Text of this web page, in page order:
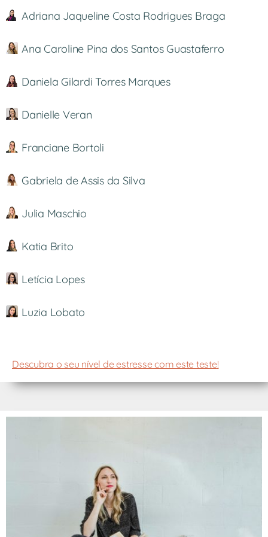
Adriana Jaqueline Costa Rodrigues Braga
Ana Caroline Pina dos Santos Guastaferro
Daniela Gilardi Torres Marques
Danielle Veran
Franciane Bortoli
Gabriela de Assis da Silva
Julia Maschio
Katia Brito
Letícia Lopes
Luzia Lobato
Descubra o seu nível de estresse com este teste!